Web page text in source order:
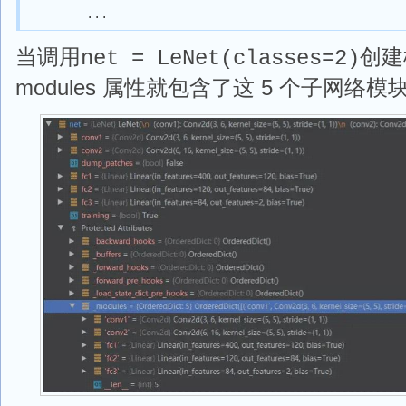
...
当调用net = LeNet(classes=2)创
modules 属性就包含了这 5 个子网络模